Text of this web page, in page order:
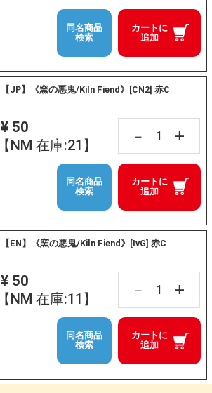
カートに
追加
同名商品
検索
【JP】《窯の悪鬼/Kiln Fiend》[CN2] 赤C
¥ 50
【NM 在庫:21】
－ +
カートに
追加
同名商品
検索
【EN】《窯の悪鬼/Kiln Fiend》[IvG] 赤C
¥ 50
【NM 在庫:11】
－ +
カートに
追加
同名商品
検索